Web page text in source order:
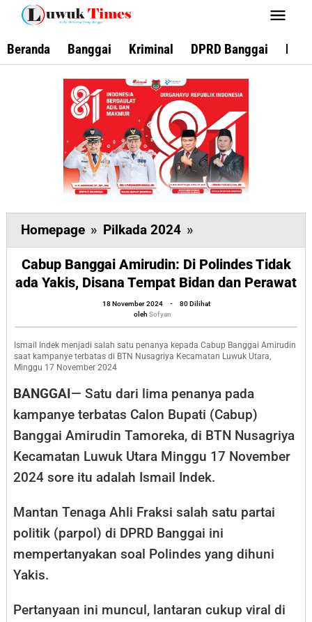
Lewati
konten
Beranda Banggai Kriminal DPRD Banggai
Homepage » Pilkada 2024 »
Banggai
Amirudin:
Di
Polindes
Tidak
ada
Tempat
Bidan
dan
Perawat
Cabup Banggai Amirudin: Di Polindes Tidak
ada Yakis, Disana Tempat Bidan dan Perawat
18 November 2024
oleh
Sofyan
-
80 Dilihat
oleh Sofyan
Ismail Indek menjadi salah satu penanya kepada Cabup Banggai Amirudin
saat kampanye terbatas di BTN Nusagriya Kecamatan Luwuk Utara,
Minggu 17 November 2024
BANGGAI— Satu dari lima penanya pada
kampanye terbatas Calon Bupati (Cabup)
Banggai Amirudin Tamoreka, di BTN Nusagriya
Kecamatan Luwuk Utara Minggu 17 November
2024 sore itu adalah Ismail Indek.
Mantan Tenaga Ahli Fraksi salah satu partai
politik (parpol) di DPRD Banggai ini
mempertanyakan soal Polindes yang dihuni
Yakis.
Pertanyaan ini muncul, lantaran cukup viral di